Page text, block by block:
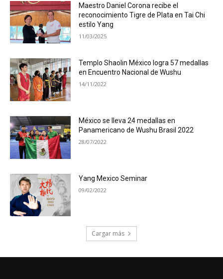
Maestro Daniel Corona recibe el
reconocimiento Tigre de Plata en Tai Chi
estilo Yang
11/03/2025
Templo Shaolin México logra 57 medallas
en Encuentro Nacional de Wushu
14/11/2022
México se lleva 24 medallas en
Panamericano de Wushu Brasil 2022
28/07/2022
Yang Mexico Seminar
09/02/2022
Cargar más